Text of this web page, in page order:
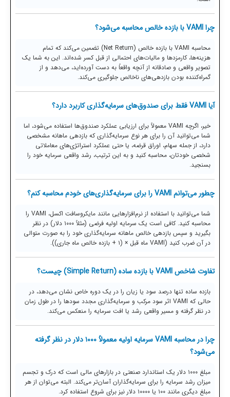
چرا VAMI با بازده خالص محاسبه می‌شود؟
محاسبه VAMI با بازده خالص (Net Return) تضمین می‌کند که تمام
هزینه‌ها، کارمزدها و مالیات‌های احتمالی از قبل کسر شده‌اند. این به شما یک
تصویر واقعی و صادقانه از آنچه واقعاً به دست آورده‌اید، می‌دهد و از
گمراه‌کننده بودن بازدهی‌های ناخالص جلوگیری می‌کند.
آیا VAMI فقط برای صندوق‌های سرمایه‌گذاری کاربرد دارد؟
خیر، اگرچه VAMI معمولاً برای ارزیابی عملکرد صندوق‌ها استفاده می‌شود، اما
شما می‌توانید آن را برای هر نوع سرمایه‌گذاری که بازدهی ماهانه مشخصی
دارد، از جمله سهام، اوراق قرضه، یا حتی عملکرد استراتژی‌های معاملاتی
شخصی خودتان، محاسبه کنید و به این ترتیب، رشد واقعی سرمایه خود را
بسنجید.
چطور می‌توانم VAMI را برای سرمایه‌گذاری‌های خودم محاسبه کنم؟
شما می‌توانید با استفاده از نرم‌افزارهایی مانند مایکروسافت اکسل، VAMI را
محاسبه کنید. کافی است یک سرمایه اولیه فرضی (مثلاً ۱۰۰۰ دلار) در نظر
بگیرید و سپس بازدهی خالص ماهانه سرمایه‌گذاری خود را به صورت متوالی
در آن ضرب کنید (VAMI ماه قبل × (۱ + بازده خالص ماه جاری)).
تفاوت شاخص VAMI با بازده ساده (Simple Return) چیست؟
بازده ساده تنها درصد سود یا زیان را در یک دوره خاص نشان می‌دهد، در
حالی که VAMI اثر سود مرکب و سرمایه‌گذاری مجدد سودها را در طول زمان
در نظر گرفته و مسیر واقعی رشد یا افت سرمایه را منعکس می‌کند.
چرا در محاسبه VAMI سرمایه اولیه معمولاً ۱۰۰۰ دلار در نظر گرفته
می‌شود؟
مبلغ ۱۰۰۰ دلار یک استاندارد صنعتی در بازارهای مالی است که درک و تجسم
میزان رشد سرمایه را برای سرمایه‌گذاران آسان‌تر می‌کند. البته می‌توان از هر
مبلغ دیگری مانند ۱۰۰ یا ۱۰۰۰۰ دلار نیز برای شروع استفاده کرد.